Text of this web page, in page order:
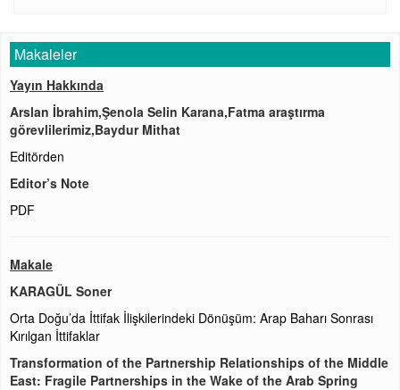
Makaleler
Yayın Hakkında
Arslan İbrahim,Şenola Selin Karana,Fatma araştırma
görevlilerimiz,Baydur Mithat
Editörden
Editor’s Note
PDF
Makale
KARAGÜL Soner
Orta Doğu’da İttifak İlişkilerindeki Dönüşüm: Arap Baharı Sonrası
Kırılgan İttifaklar
Transformation of the Partnership Relationships of the Middle
East: Fragile Partnerships in the Wake of the Arab Spring